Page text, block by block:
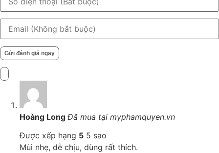
Hoàng Long Đã mua tại myphamquyen.vn
Được xếp hạng 5 5 sao
Mùi nhẹ, dễ chịu, dùng rất thích.